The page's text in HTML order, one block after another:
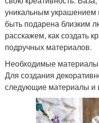
уникальным украшением
быть подарена близким
расскажем, как создать
подручных материалов.
Необходимые
Для создания
следующие материалы и